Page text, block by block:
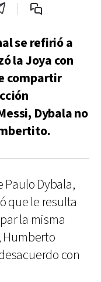
se refirió a
la Joya con
compartir
Dybala no
Paulo Dybala,
que le resulta
la misma
Humberto
con